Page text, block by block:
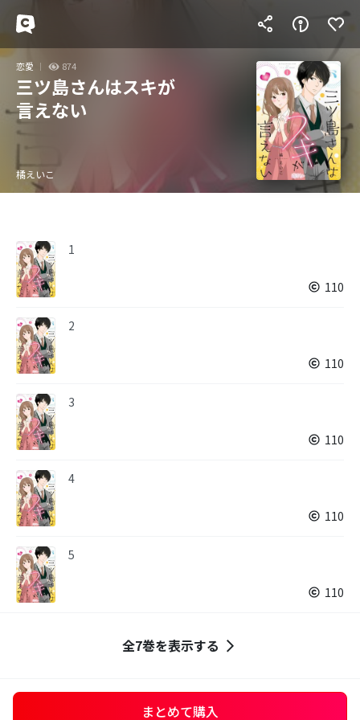
恋愛 874
三ツ島さんはスキが
言えない
橘えいこ
1
110
2
110
3
110
4
110
5
110
全7巻を表示する
まとめて購入